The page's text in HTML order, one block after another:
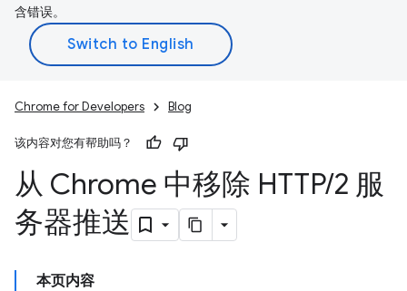
含错误。
Chrome for Developers Blog
该内容对您有帮助吗？
从 Chrome 中移除 HTTP/2 服
务器推送
本页内容